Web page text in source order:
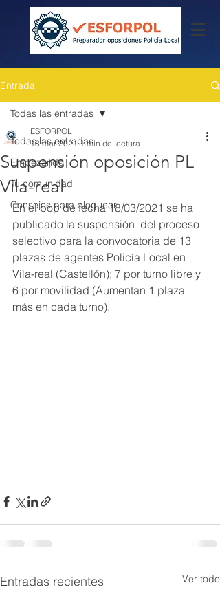
Entrada
Todas las entradas
Empezando
Tu comunidad
Consejos para bloguear
Todas las entradas
Suspensión oposición PL
Vila-real
ESFORPOL
18 mar 2021 1 min de lectura
En el bop de fecha 18/03/2021 se ha
publicado la suspensión  del proceso
selectivo para la convocatoria de 13
plazas de agentes Policía Local en
Vila-real (Castellón); 7 por turno libre y
6 por movilidad (Aumentan 1 plaza
más en cada turno).
Entradas recientes Ver todo